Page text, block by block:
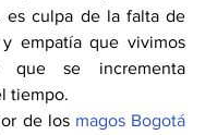
es culpa de la falta de
empatía que vivimos
que se incrementa
tiempo.
de los magos Bogotá